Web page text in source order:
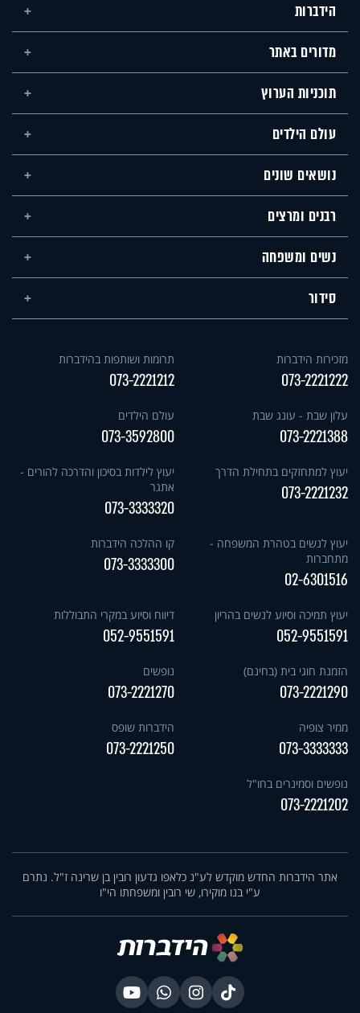
הידברות
מדורים באתר
תוכניות הערוץ
עולם הילדים
נושאים שונים
רבנים ומרצים
נשים ומשפחה
סידור
מזכירות הידברות
073-2221222
תרומות ושותפות בהידברות
073-2221212
עלון שבת - עונג שבת
073-2221388
עולם הילדים
073-3592800
יעוץ למתחזקים בתחילת הדרך
073-2221232
יעוץ לילדות בסיכון והדרכה להורים -
אתגר
073-3333320
יעוץ לנשים בטהרת המשפחה -
מתחברות
02-6301516
קו ההלכה הידברות
073-3333300
יעוץ תמיכה וסיוע לנשים בהריון
052-9551591
דיווח וסיוע במקרי התבוללות
052-9551591
הזמנת חוגי בית (בחינם)
073-2221290
נופשים
073-2221270
ממיר צופיה
073-3333333
הידברות שופס
073-2221250
נופשים וסמינרים בחו"ל
073-2221202
אתר הידברות החדש מוקדש לע"נ כלאפו גדעון רובין בן שרינה ז"ל. נתרם
ע"י בנו מוקירו, שי רובין ומשפחתו הי"ו